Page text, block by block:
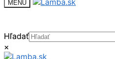
MENU
Hľadať
×
Hľadať
×